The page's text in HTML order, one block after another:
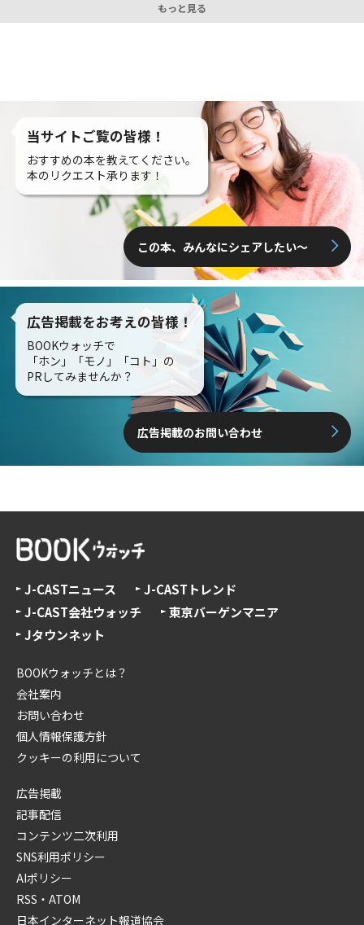
もっと見る
当サイトご覧の皆様！
おすすめの本を教えてください。
本のリクエスト承ります！
この本、みんなにシェアしたい〜
広告掲載をお考えの皆様！
BOOKウォッチで
「ホン」「モノ」「コト」の
PRしてみませんか？
広告掲載のお問い合わせ
J-CASTニュース
J-CASTトレンド
J-CAST会社ウォッチ
東京バーゲンマニア
Jタウンネット
BOOKウォッチとは？
会社案内
お問い合わせ
個人情報保護方針
クッキーの利用について
広告掲載
記事配信
コンテンツ二次利用
SNS利用ポリシー
AIポリシー
RSS・ATOM
日本インターネット報道協会